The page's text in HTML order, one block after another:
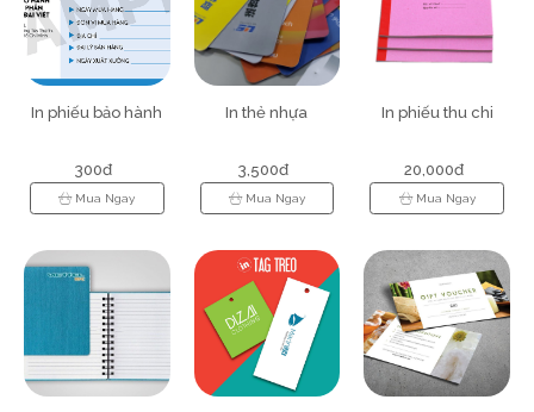
In phiếu bảo hành
300đ
Mua Ngay
In thẻ nhựa
3,500đ
Mua Ngay
In phiếu thu chi
20,000đ
Mua Ngay